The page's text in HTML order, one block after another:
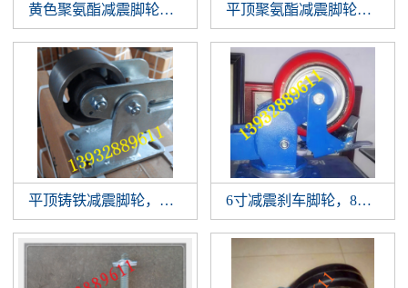
黄色聚氨酯减震脚轮，韩式聚氨酯减震轮，衡水脚轮厂
平顶聚氨酯减震脚轮，铁芯
平顶铸铁减震脚轮，铸铁减震轮，衡水重型脚轮厂
6寸减震刹车脚轮，8寸减